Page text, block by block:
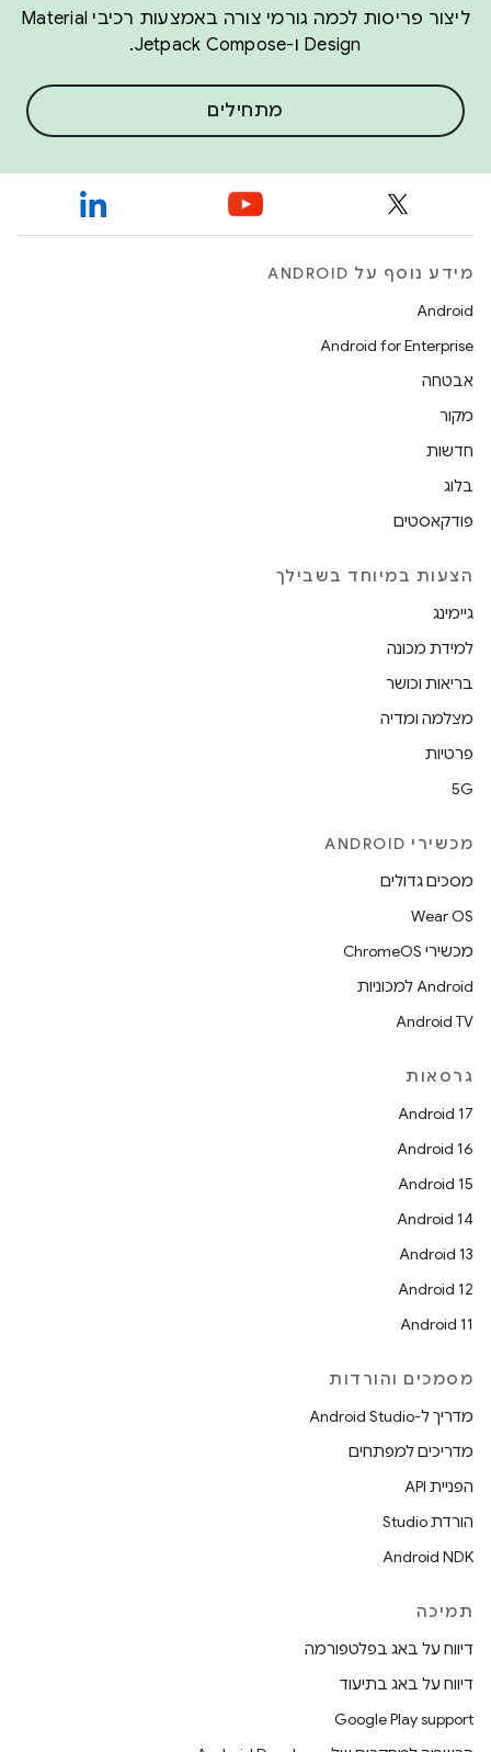
ליצור פריסות לכמה גורמי צורה באמצעות רכיבי Material
Design ו-Jetpack Compose.
מתחילים
מידע נוסף על ANDROID
Android
Android for Enterprise
אבטחה
מקור
חדשות
בלוג
פודקאסטים
הצעות במיוחד בשבילך
גיימינג
למידת מכונה
בריאות וכושר
מצלמה ומדיה
פרטיות
5G
מכשירי ANDROID
מסכים גדולים
Wear OS
מכשירי ChromeOS
Android למכוניות
Android TV
גרסאות
Android 17
Android 16
Android 15
Android 14
Android 13
Android 12
Android 11
מסמכים והורדות
מדריך ל-Android Studio
מדריכים למפתחים
הפניית API
הורדת Studio
Android NDK
תמיכה
דיווח על באג בפלטפורמה
דיווח על באג בתיעוד
Google Play support